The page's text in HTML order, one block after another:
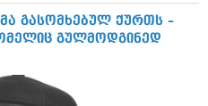
გასომხებულ ქურთს –
გულმოდგინედ